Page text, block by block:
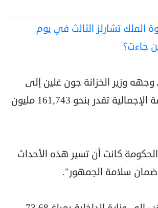
الملك تشارلز الثالث في يوم
جاءت؟
وزير الخزانة جون غلين إلى
البرلمان إن الكلفة الإجمالية تقدر بنحو 161,743 مليون
كانت أن تسير هذه الأحداث
سلامة الجمهور".